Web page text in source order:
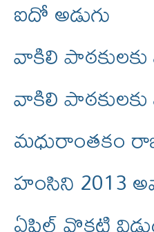
ఐదో అడుగు
వాకిలి
వాకిలి
మధురాంతకం
హంసిని 2013